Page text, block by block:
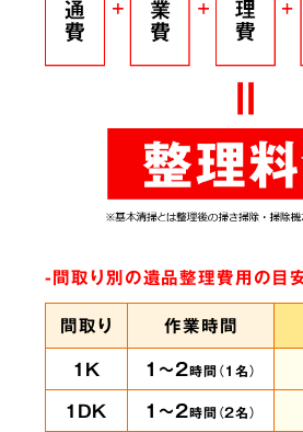
-間取り別の遺品整理費用の目
間取り
作業時間
1K
1～2時間（1名）
1DK 1～2時間（2名）